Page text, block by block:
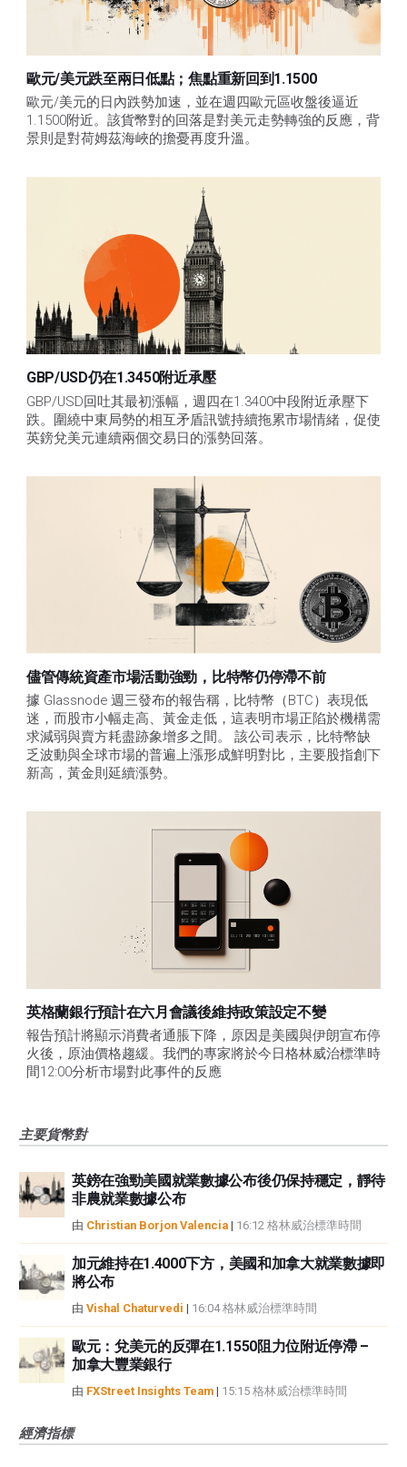
歐元/美元跌至兩日低點；焦點重新回到1.1500
歐元/美元的日內跌勢加速，並在週四歐元區收盤後逼近
1.1500附近。該貨幣對的回落是對美元走勢轉強的反應，背
景則是對荷姆茲海峽的擔憂再度升溫。
GBP/USD仍在1.3450附近承壓
GBP/USD回吐其最初漲幅，週四在1.3400中段附近承壓下
跌。圍繞中東局勢的相互矛盾訊號持續拖累市場情緒，促使
英鎊兌美元連續兩個交易日的漲勢回落。
儘管傳統資產市場活動強勁，比特幣仍停滯不前
據 Glassnode 週三發布的報告稱，比特幣（BTC）表現低
迷，而股市小幅走高、黃金走低，這表明市場正陷於機構需
求減弱與賣方耗盡跡象增多之間。 該公司表示，比特幣缺
乏波動與全球市場的普遍上漲形成鮮明對比，主要股指創下
新高，黃金則延續漲勢。
英格蘭銀行預計在六月會議後維持政策設定不變
報告預計將顯示消費者通脹下降，原因是美國與伊朗宣布停
火後，原油價格趨緩。我們的專家將於今日格林威治標準時
間12:00分析市場對此事件的反應
主要貨幣對
英鎊在強勁美國就業數據公布後仍保持穩定，靜待
非農就業數據公布
由 Christian Borjon Valencia | 16:12 格林威治標準時間
加元維持在1.4000下方，美國和加拿大就業數據即
將公布
由 Vishal Chaturvedi | 16:04 格林威治標準時間
歐元：兌美元的反彈在1.1550阻力位附近停滯 –
加拿大豐業銀行
由 FXStreet Insights Team | 15:15 格林威治標準時間
經濟指標